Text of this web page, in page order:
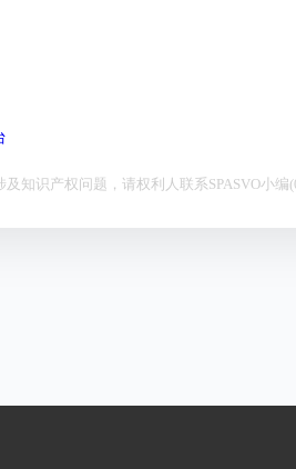
知识产权问题，请权利人联系SPASVO小编